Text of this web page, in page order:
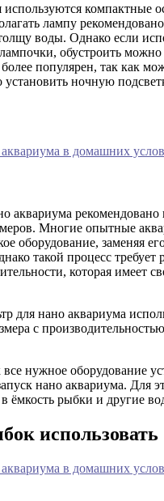
компактные
лампу
воды. Однако если
обустроить
популярен, так как
установить ночную
аквариума рекомендовано
Многие опытные
оборудование, заменяя
такой процесс требует
которая имеет
для нано аквариума
с
все нужное оборудование
нано аквариума. Для
ёмкость рыбки и другие
использовать